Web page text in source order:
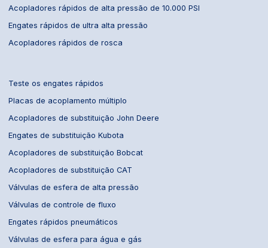
Acopladores rápidos de alta pressão de 10.000 PSI
Engates rápidos de ultra alta pressão
Acopladores rápidos de rosca
Teste os engates rápidos
Placas de acoplamento múltiplo
Acopladores de substituição John Deere
Engates de substituição Kubota
Acopladores de substituição Bobcat
Acopladores de substituição CAT
Válvulas de esfera de alta pressão
Válvulas de controle de fluxo
Engates rápidos pneumáticos
Válvulas de esfera para água e gás